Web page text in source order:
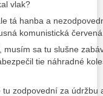
vlak?
tá hanba a
komunistická
sa tu slušne
tie náhradné
zodpovední za údržbu